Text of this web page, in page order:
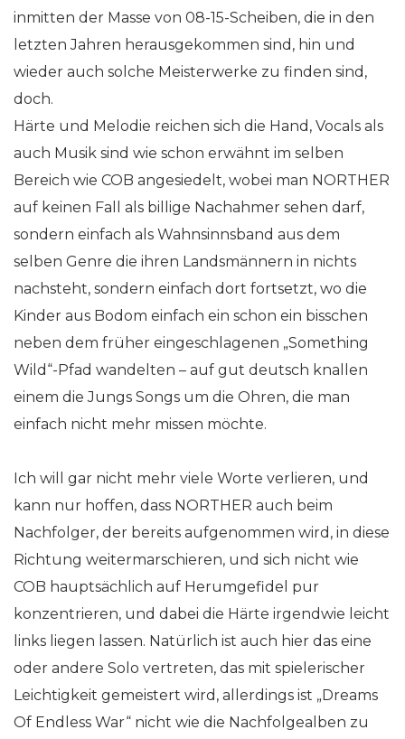
inmitten der Masse von 08-15-Scheiben, die in den
letzten Jahren herausgekommen sind, hin und
wieder auch solche Meisterwerke zu finden sind,
doch.
Härte und Melodie reichen sich die Hand, Vocals als
auch Musik sind wie schon erwähnt im selben
Bereich wie COB angesiedelt, wobei man NORTHER
auf keinen Fall als billige Nachahmer sehen darf,
sondern einfach als Wahnsinnsband aus dem
selben Genre die ihren Landsmännern in nichts
nachsteht, sondern einfach dort fortsetzt, wo die
Kinder aus Bodom einfach ein schon ein bisschen
neben dem früher eingeschlagenen „Something
Wild“-Pfad wandelten – auf gut deutsch knallen
einem die Jungs Songs um die Ohren, die man
einfach nicht mehr missen möchte.
Ich will gar nicht mehr viele Worte verlieren, und
kann nur hoffen, dass NORTHER auch beim
Nachfolger, der bereits aufgenommen wird, in diese
Richtung weitermarschieren, und sich nicht wie
COB hauptsächlich auf Herumgefidel pur
konzentrieren, und dabei die Härte irgendwie leicht
links liegen lassen. Natürlich ist auch hier das eine
oder andere Solo vertreten, das mit spielerischer
Leichtigkeit gemeistert wird, allerdings ist „Dreams
Of Endless War“ nicht wie die Nachfolgealben zu